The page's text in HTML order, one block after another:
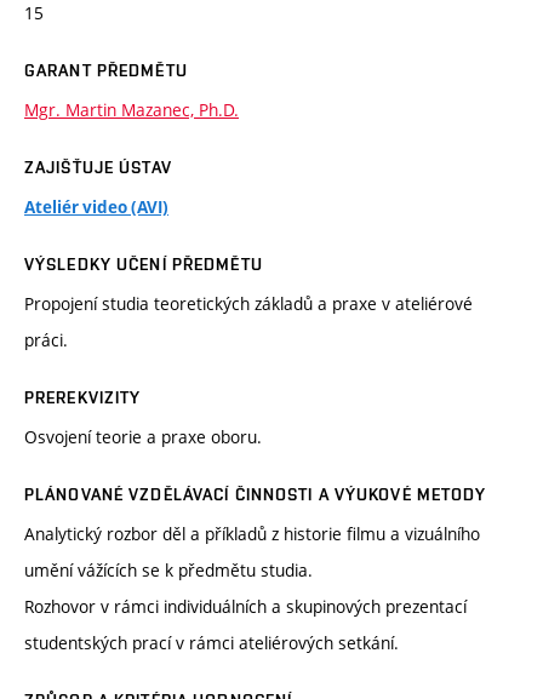
15
GARANT PŘEDMĚTU
Mgr. Martin Mazanec, Ph.D.
ZAJIŠŤUJE ÚSTAV
Ateliér video (AVI)
VÝSLEDKY UČENÍ PŘEDMĚTU
Propojení studia teoretických základů a praxe v ateliérové
práci.
PREREKVIZITY
Osvojení teorie a praxe oboru.
PLÁNOVANÉ VZDĚLÁVACÍ ČINNOSTI A VÝUKOVÉ METODY
Analytický rozbor děl a příkladů z historie filmu a vizuálního
umění vážících se k předmětu studia.
Rozhovor v rámci individuálních a skupinových prezentací
studentských prací v rámci ateliérových setkání.